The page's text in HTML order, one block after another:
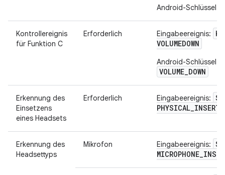
Android-Schlüssel:
Kontrollereignis
für Funktion C
Erforderlich Eingabeereignis:
VOLUMEDOWN
Android-Schlüssel:
VOLUME_DOWN
Erkennung des
Einsetzens
eines Headsets
Erforderlich Eingabeereignis: SW
PHYSICAL_INSERT
Erkennung des
Headsettyps
Mikrofon Eingabeereignis: SW
MICROPHONE_